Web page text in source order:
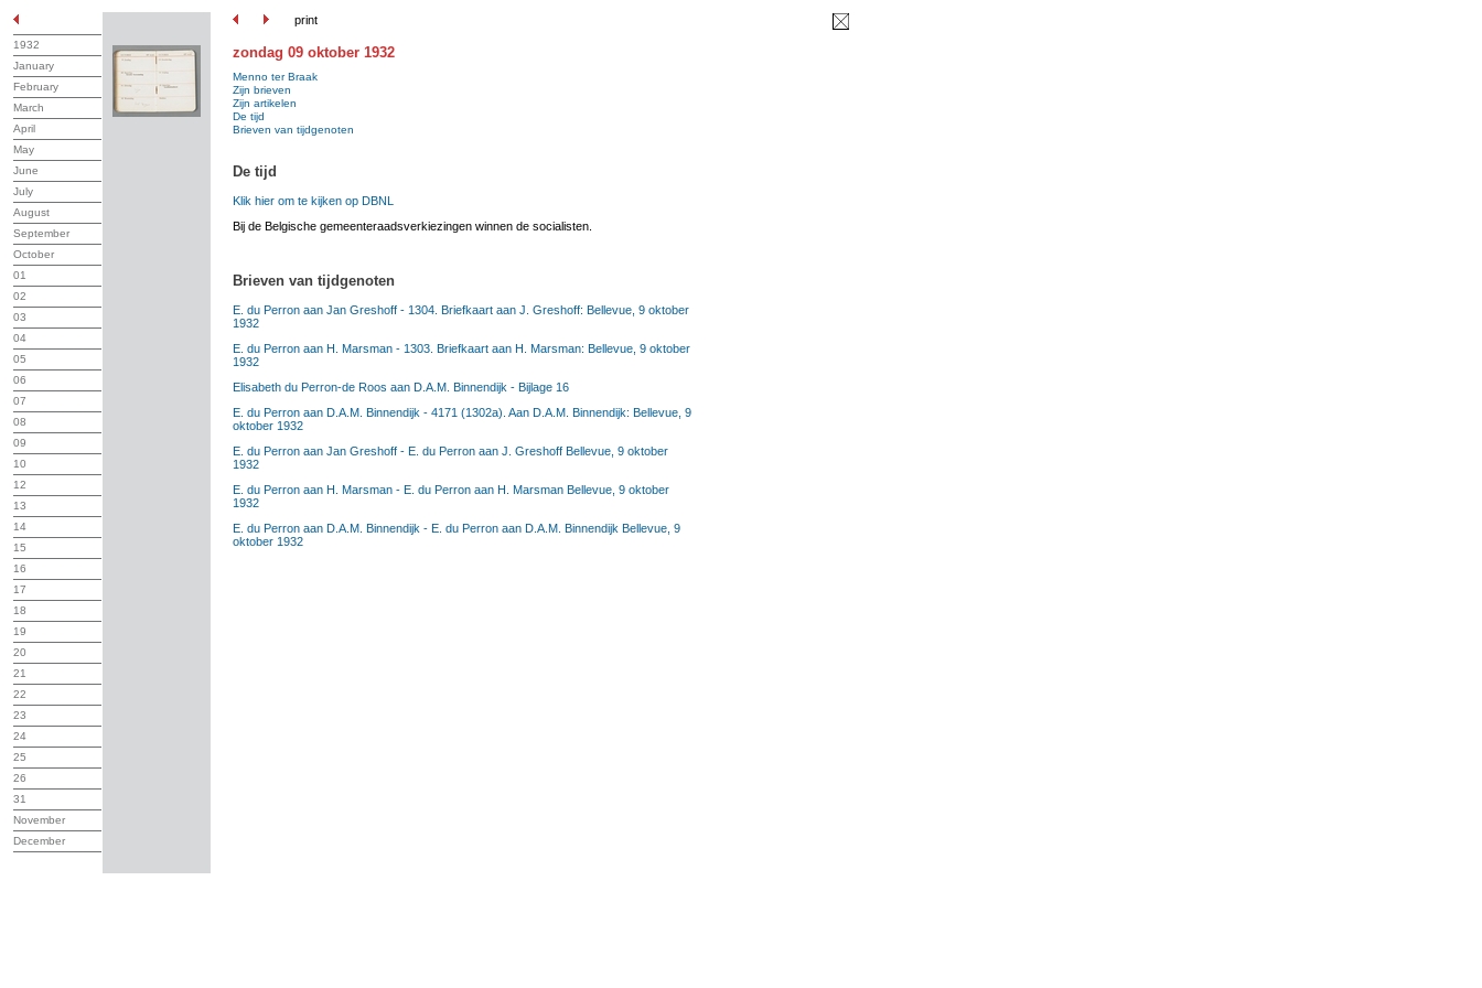
print
1932
January
February
March
April
May
June
July
August
September
October
01
02
03
04
05
06
07
08
09
10
12
13
14
15
16
17
18
19
20
21
22
23
24
25
26
31
November
December
zondag 09 oktober 1932
Menno ter Braak
Zijn brieven
Zijn artikelen
De tijd
Brieven van tijdgenoten
De tijd
Klik hier om te kijken op DBNL
Bij de Belgische gemeenteraadsverkiezingen winnen de socialisten.
Brieven van tijdgenoten
E. du Perron aan Jan Greshoff - 1304. Briefkaart aan J. Greshoff: Bellevue, 9 oktober
1932
E. du Perron aan H. Marsman - 1303. Briefkaart aan H. Marsman: Bellevue, 9 oktober
1932
Elisabeth du Perron-de Roos aan D.A.M. Binnendijk - Bijlage 16
E. du Perron aan D.A.M. Binnendijk - 4171 (1302a). Aan D.A.M. Binnendijk: Bellevue, 9
oktober 1932
E. du Perron aan Jan Greshoff - E. du Perron aan J. Greshoff Bellevue, 9 oktober
1932
E. du Perron aan H. Marsman - E. du Perron aan H. Marsman Bellevue, 9 oktober
1932
E. du Perron aan D.A.M. Binnendijk - E. du Perron aan D.A.M. Binnendijk Bellevue, 9
oktober 1932